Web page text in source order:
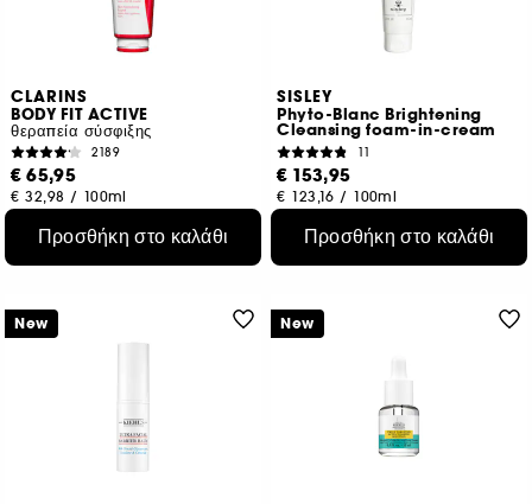
CLARINS
BODY FIT ACTIVE
θεραπεία σύσφιξης
2189
€ 65,95
€ 32,98 / 100ml
Προσθήκη στο καλάθι
SISLEY
Phyto-Blanc Brightening
Cleansing foam-in-cream
11
€ 153,95
€ 123,16 / 100ml
Προσθήκη στο καλάθι
New New